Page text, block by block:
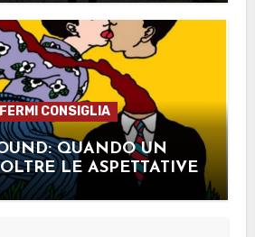
CONSIGLIA
QUANDO UN
LE ASPETTATIVE